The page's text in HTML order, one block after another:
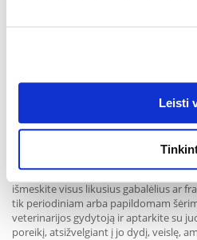
Leisti
skanėstai neišdžiūtų ir nesutrupėtų.
per dieną?
Malonėstai neturėtų viršyti 10 %
pasirinkite skanėstą, kuris būtų šiek
Visada prižiūrėkite savo šunį, kol jis
praryja visą skanėstą. Duokite jam
išmeskite visus likusius gabalėlius ar
tik periodiniam arba papildomam
veterinarijos gydytoją ir aptarkite su
poreikį, atsižvelgiant į jo dydį, veislę,